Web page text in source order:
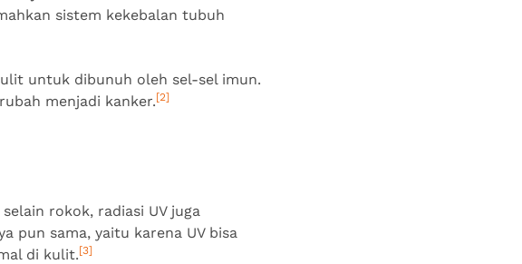
sistem kekebalan tubuh
untuk dibunuh oleh sel-sel imun.
menjadi kanker.[2]
rokok, radiasi UV juga
pun sama, yaitu karena UV bisa
di kulit.[3]